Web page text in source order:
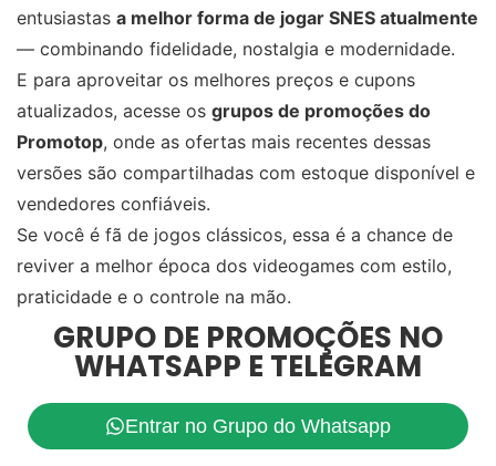
entusiastas a melhor forma de jogar SNES atualmente
— combinando fidelidade, nostalgia e modernidade.
E para aproveitar os melhores preços e cupons
atualizados, acesse os grupos de promoções do
Promotop, onde as ofertas mais recentes dessas
versões são compartilhadas com estoque disponível e
vendedores confiáveis.
Se você é fã de jogos clássicos, essa é a chance de
reviver a melhor época dos videogames com estilo,
praticidade e o controle na mão.
GRUPO DE PROMOÇÕES NO
WHATSAPP E TELEGRAM
Entrar no Grupo do Whatsapp